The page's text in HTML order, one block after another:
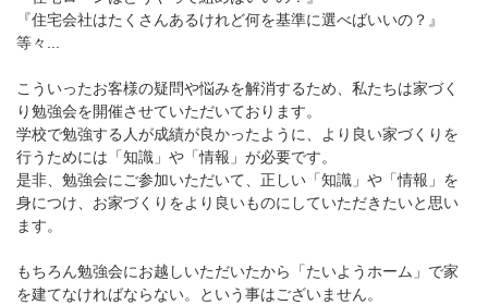
『住宅会社はたくさんあるけれど何を基準に選べばいいの？』
等々...
こういったお客様の疑問や悩みを解消するため、私たちは家づく
り勉強会を開催させていただいております。
学校で勉強する人が成績が良かったように、より良い家づくりを
行うためには「知識」や「情報」が必要です。
是非、勉強会にご参加いただいて、正しい「知識」や「情報」を
身につけ、お家づくりをより良いものにしていただきたいと思い
ます。
もちろん勉強会にお越しいただいたから「たいようホーム」で家
を建てなければならない。という事はございません。